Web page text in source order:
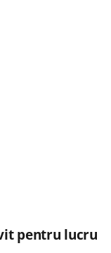
pentru lucru